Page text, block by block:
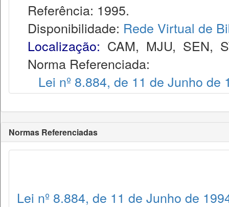
Referência: 1995.
Disponibilidade: Rede Virtual de
Localização: CAM, MJU, SEN,
Norma Referenciada:
Lei nº 8.884, de 11 de Junho de
Normas Referenciadas
Lei nº 8.884, de 11 de Junho de